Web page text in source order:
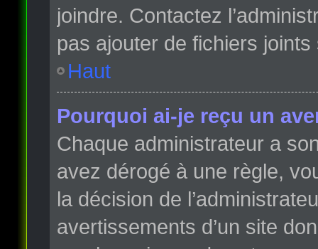
joindre. Contactez
pas ajouter de fichiers
Haut
Pourquoi ai-je reçu un
Chaque administrateur a
avez dérogé à une règle,
la décision de
avertissements d’un site